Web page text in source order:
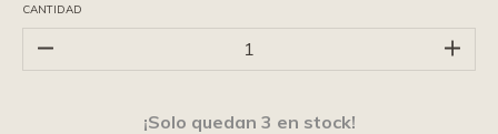
CANTIDAD
¡Solo quedan 3 en stock!